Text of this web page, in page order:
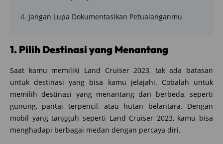
4. Jangan Lupa Dokumentasikan Petualanganmu
1. Pilih Destinasi yang Menantang
Saat kamu memiliki Land Cruiser 2023, tak ada batasan
untuk destinasi yang bisa kamu jelajahi. Cobalah untuk
memilih destinasi yang menantang dan berbeda, seperti
gunung, pantai terpencil, atau hutan belantara. Dengan
mobil yang tangguh seperti Land Cruiser 2023, kamu bisa
menghadapi berbagai medan dengan percaya diri.